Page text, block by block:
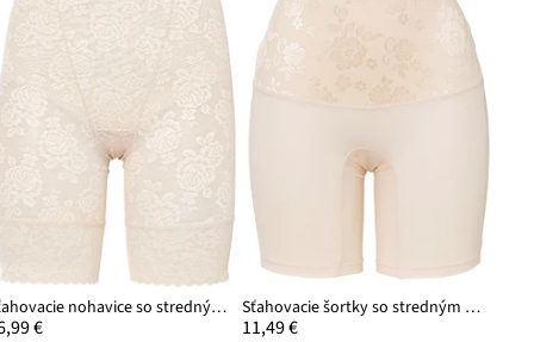
Sťahovacie nohavice so stredným tvarujúcim efektom
€
Sťahovacie šortky so stredným sťahovacím efektom
11,49 €